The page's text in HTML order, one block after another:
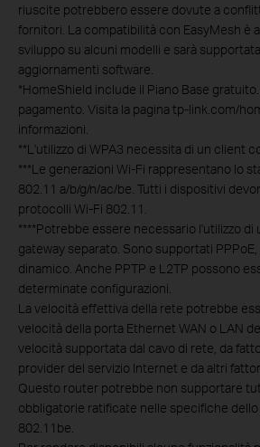
riuscite potrebbero essere dovute a
fornitori. La compatibilità con EasyMesh è
sviluppo su alcuni modelli e sarà
aggiornamenti software.
*HomeShield include il Piano Base gratuito.
pagamento. Visita la pagina tp-link.com/
informazioni.
**L'utilizzo di WPA3 necessita di un client
***Le generazioni Wi-Fi rappresentano lo
802.11 a/b/g/n/ac/be. Tutti i dispositivi
protocolli Wi-Fi 802.11.
****Potrebbe essere necessario l'utilizzo di
gateway separato. Sono supportati PPPoE,
dinamico. Anche PPTP e L2TP possono
determinate configurazioni.
La velocità effettiva della rete potrebbe
velocità della porta Ethernet WAN o LAN
velocità supportata dal cavo di rete, da
provider del servizio Internet e da altri
Questo router potrebbe non supportare
obbligatorie ratificate nelle specifiche dello
802.11be.